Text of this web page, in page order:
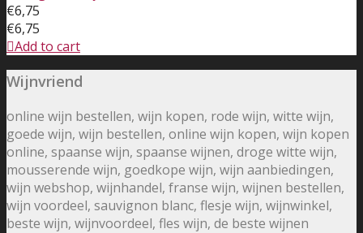
€6,75
€6,75
Add to cart
Wijnvriend
online wijn bestellen, wijn kopen, rode wijn, witte wijn,
goede wijn, wijn bestellen, online wijn kopen, wijn kopen
online, spaanse wijn, spaanse wijnen, droge witte wijn,
mousserende wijn, goedkope wijn, wijn aanbiedingen,
wijn webshop, wijnhandel, franse wijn, wijnen bestellen,
wijn voordeel, sauvignon blanc, flesje wijn, wijnwinkel,
beste wijn, wijnvoordeel, fles wijn, de beste wijnen